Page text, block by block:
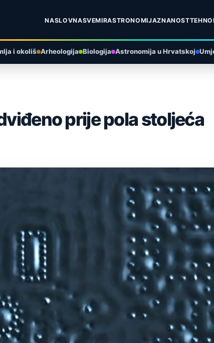
NASLOVNASVEMIRASTRONOMIJAZNANOST
i okoliš Arheologija Biologija Astronomija u Hrvatskoj
prije pola stoljeća